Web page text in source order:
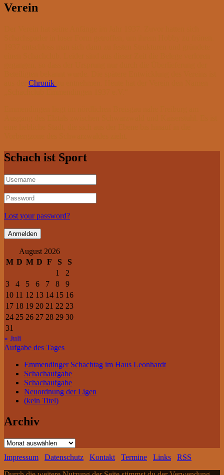
Verein
Chronik
Schach ist Sport
Lost your password?
August 2026
M D M D F S
S
1
2
3
4 5 6 7 8
9
10 11 12 13 14 15 16
17 18 19 20 21 22 23
24 25 26 27 28 29 30
31
« Juli
Aufgabe des Tages
Emmendinger Schachtag im Haus Leonhardt
Schachaufgabe
Schachaufgabe
Neuordnung der Ligen
(kein Titel)
Archiv
Archiv
Impressum
Datenschutz Kontakt Termine Links
RSS